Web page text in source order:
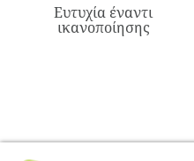
Ευτυχία έναντι
ικανοποίησης